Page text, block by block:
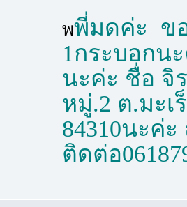
พพี่มดค่ะ ข
1กระบอกน
นะค่ะ ชื่อ จิ
หมู่.2 ต.มะเ
84310นะค่
ติดต่อ